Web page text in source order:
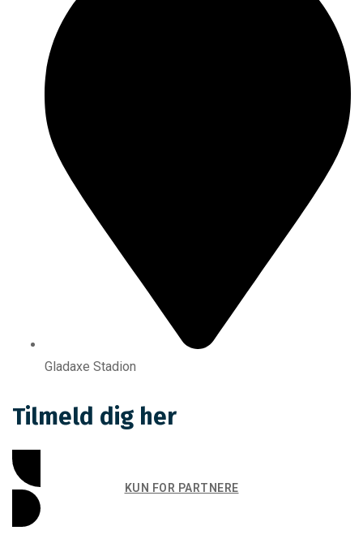
Gladaxe Stadion
Tilmeld dig her
KUN FOR PARTNERE